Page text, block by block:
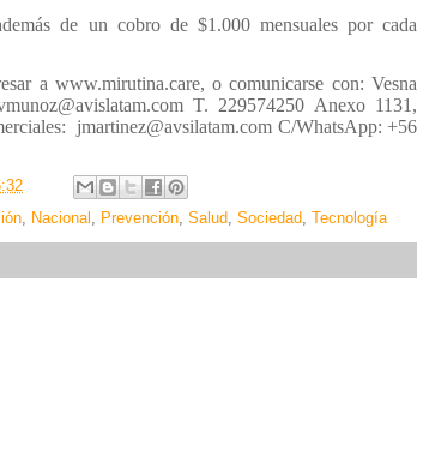
de un cobro de $1.000 mensuales por cada
a www.mirutina.care, o comunicarse con: Vesna
T. 229574250 Anexo 1131,
jmartinez@avsilatam.com C/WhatsApp: +56
, Nacional , Prevención, Salud, Sociedad, Tecnología